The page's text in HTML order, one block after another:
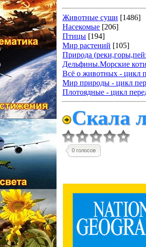
Животные суши [1486]
Насекомые [206]
Птицы [194]
Мир растений [105]
Природа
Дельфины.Морские
Всё о животных - цикл
Мир природы - цикл
Плотоядные - цикл
Скала
0 голосов